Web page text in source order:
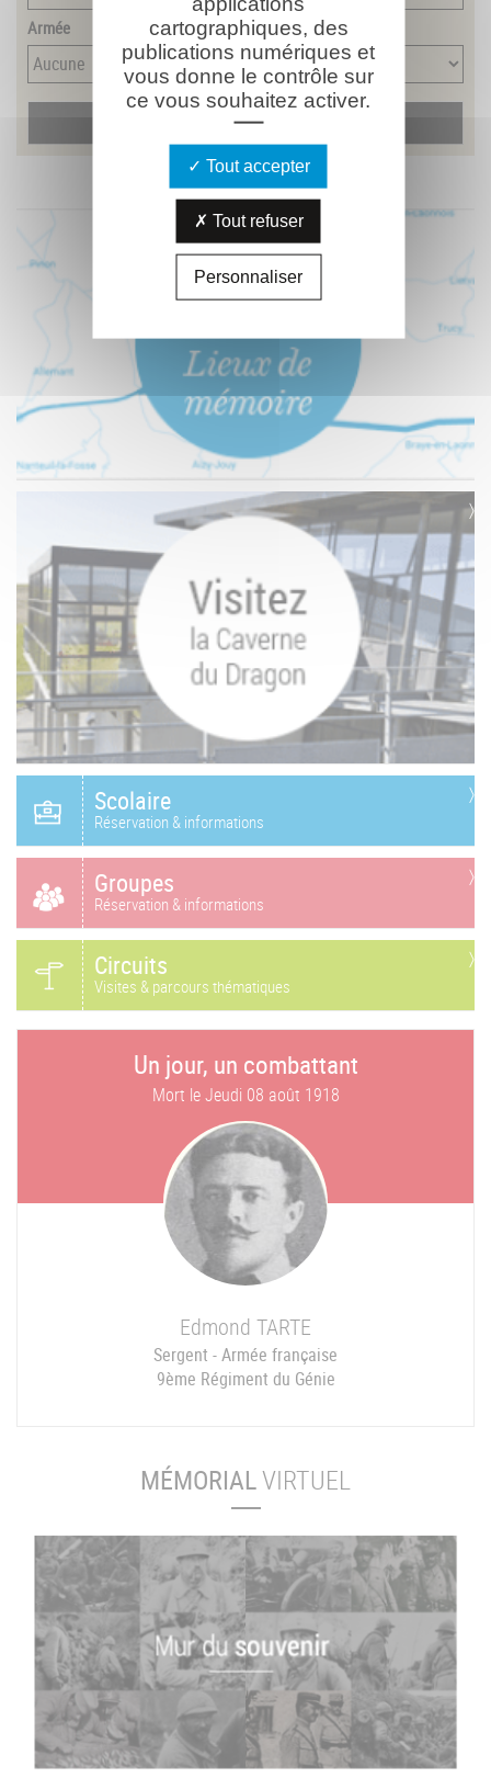
Armée
Scolaire
Réservation & informations
Groupes
Réservation & informations
Circuits
Visites & parcours thématiques
Un jour, un combattant
Mort leJeudi 08 août 1918
Edmond TARTE
Sergent - Armée française
9ème Régiment du Génie
MÉMORIALVIRTUEL
cartographiques, des
publications numériques et
vous donne le contrôle sur
ce vous souhaitez activer.
Tout accepter
Tout refuser
Personnaliser